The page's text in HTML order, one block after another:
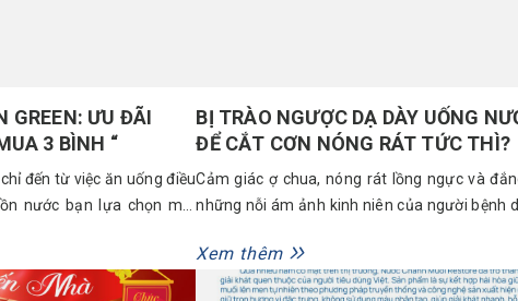
GREEN: ƯU ĐÃI
3 BÌNH “
đến từ việc ăn uống điều
nước bạn lựa chọn mỗi
chọn tối ưu cho những ai
BỊ TRÀO NGƯỢC DẠ DÀY UỐNG
ĐỂ CẮT CƠN NÓNG RÁT TỨC THÌ?
Cảm giác ợ chua, nóng rát lồng ngực và
những nỗi ám ảnh kinh niên của người bệnh
đóng vai trò quan trọng. Vậy người bị trào
uống nước gì để làm dịu niêm...
Xem thêm